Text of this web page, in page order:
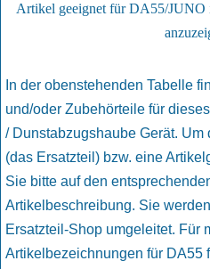
Artikel geeignet für DA55/JUNO
In der obenstehenden Tabelle
und/oder Zubehörteile für
/ Dunstabzugshaube Gerät. Um
(das Ersatzteil) bzw. eine
Sie bitte auf den
Artikelbeschreibung. Sie
Ersatzteil-Shop umgeleitet. Für
Artikelbezeichnungen für DA55